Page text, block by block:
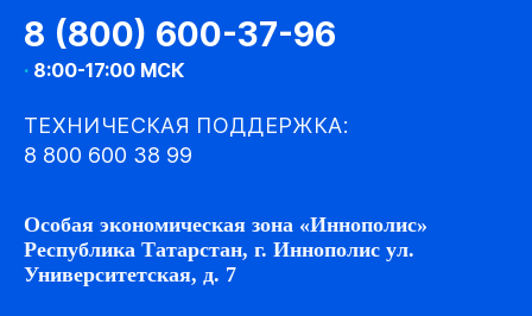
8 (800) 600-37-96
· 8:00-17:00 МСК
ТЕХНИЧЕСКАЯ ПОДДЕРЖКА:
8 800 600 38 99
Особая экономическая зона «Иннополис»
Республика Татарстан, г. Иннополис ул.
Университетская, д. 7